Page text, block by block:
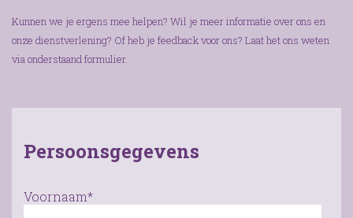
Kunnen we je ergens mee helpen? Wil je meer informatie over ons en
onze dienstverlening? Of heb je feedback voor ons? Laat het ons weten
via onderstaand formulier.
Persoonsgegevens
Voornaam*